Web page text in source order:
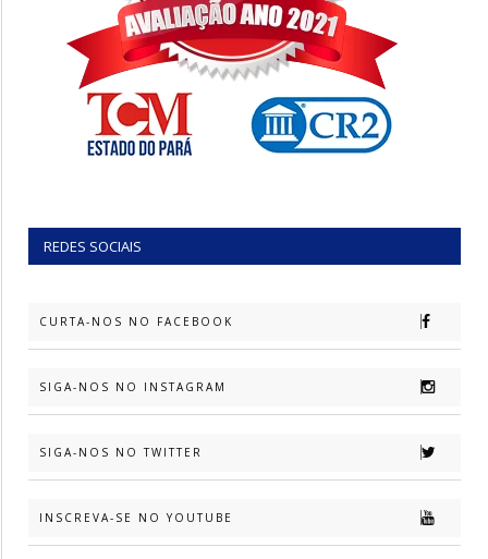
REDES SOCIAIS
CURTA-NOS NO FACEBOOK
SIGA-NOS NO INSTAGRAM
SIGA-NOS NO TWITTER
INSCREVA-SE NO YOUTUBE